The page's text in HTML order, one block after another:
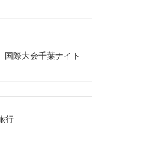
際大会千葉ナイト
行